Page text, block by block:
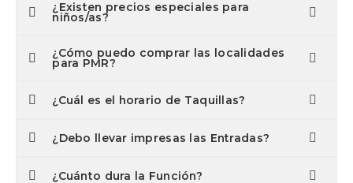
¿Existen precios especiales para
niños/as?
¿Cómo puedo comprar las localidades
para PMR?
¿Cuál es el horario de Taquillas?
¿Debo llevar impresas las Entradas?
¿Cuánto dura la Función?